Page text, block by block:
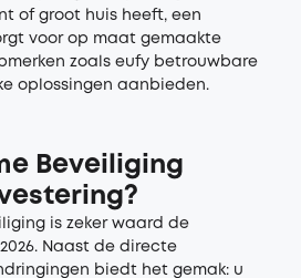
of groot huis heeft, een
voor op maat gemaakte
zoals eufy betrouwbare
oplossingen aanbieden.
Beveiliging
is zeker waard de
Naast de directe
biedt het gemak: u